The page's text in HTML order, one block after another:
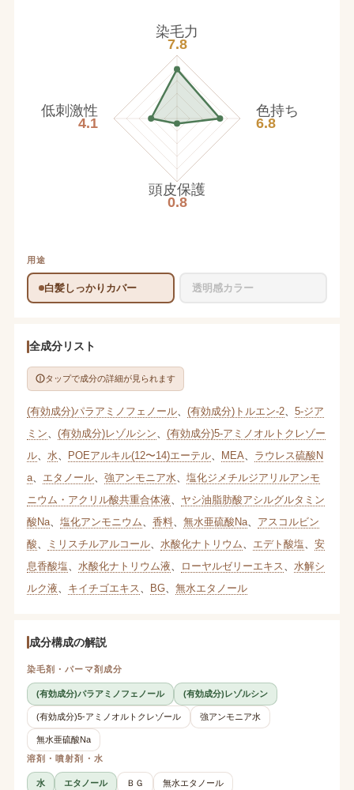
染毛力
7.8
色持ち
6.8
頭皮保護
0.8
低刺激性
4.1
用途
白髪しっかりカバー 透明感カラー
全成分リスト
タップで成分の詳細が見られます
(有効成分)パラアミノフェノール、 (有効成分)トルエン-2、 5-ジア
ミン
(有効成分)レゾルシン
(有効成分)5-アミノオルトクレゾー
ル、 水 POEアルキル(12〜14)エーテル、 MEA
ラウレス硫酸N
a、 エタノール、 強アンモニア水
塩化ジメチルジアリルアンモ
ニウム・アクリル酸共重合体液
ヤシ油脂肪酸アシルグルタミン
酸Na、 塩化アンモニウム 香料、 無水亜硫酸Na、 アスコルビン
酸
ミリスチルアルコール、 水酸化ナトリウム エデト酸塩
安
息香酸塩
水酸化ナトリウム液 ローヤルゼリーエキス
水解シ
ルク液
キイチゴエキス BG、 無水エタノール
成分構成の解説
染毛剤・パーマ剤成分
(有効成分)パラアミノフェノール (有効成分)レゾルシン
(有効成分)5-アミノオルトクレゾール 強アンモニア水
無水亜硫酸Na
溶剤・噴射剤・水
水 エタノール ＢＧ
無水エタノール